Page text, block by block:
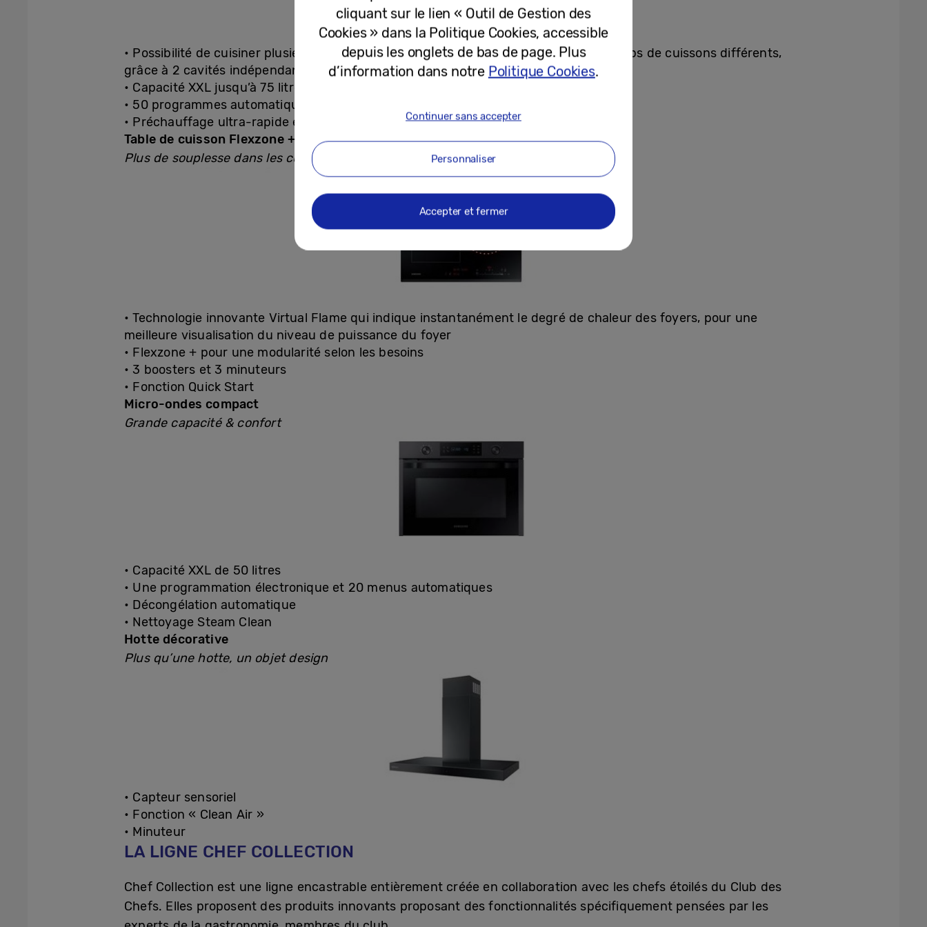
• Possibilité de cuisiner plusieurs plats simultanément à des températures et des temps de cuissons différents,
grâce à 2 cavités indépendantes
• Capacité XXL jusqu’à 75 litres
• 50 programmes automatiques
• Préchauffage ultra-rapide et économies d’énergie
Table de cuisson Flexzone +et VirtualFlame
Plus de souplesse dans les cuissons
• Technologie innovante Virtual Flame qui indique instantanément le degré de chaleur des foyers, pour une
meilleure visualisation du niveau de puissance du foyer
• Flexzone + pour une modularité selon les besoins
• 3 boosters et 3 minuteurs
• Fonction Quick Start
Micro-ondes compact
Grande capacité & confort
• Capacité XXL de 50 litres
• Une programmation électronique et 20 menus automatiques
• Décongélation automatique
• Nettoyage Steam Clean
Hotte décorative
Plus qu’une hotte, un objet design
• Capteur sensoriel
• Fonction « Clean Air »
• Minuteur
LA LIGNE CHEF COLLECTION
Chef Collection est une ligne encastrable entièrement créée en collaboration avec les chefs étoilés du Club des
Chefs. Elles proposent des produits innovants proposant des fonctionnalités spécifiquement pensées par les
cliquant sur le lien « Outil de Gestion des
Cookies » dans la Politique Cookies, accessible
depuis les onglets de bas de page. Plus
d’information dans notre Politique Cookies.
Continuer sans accepter
Personnaliser
Accepter et fermer